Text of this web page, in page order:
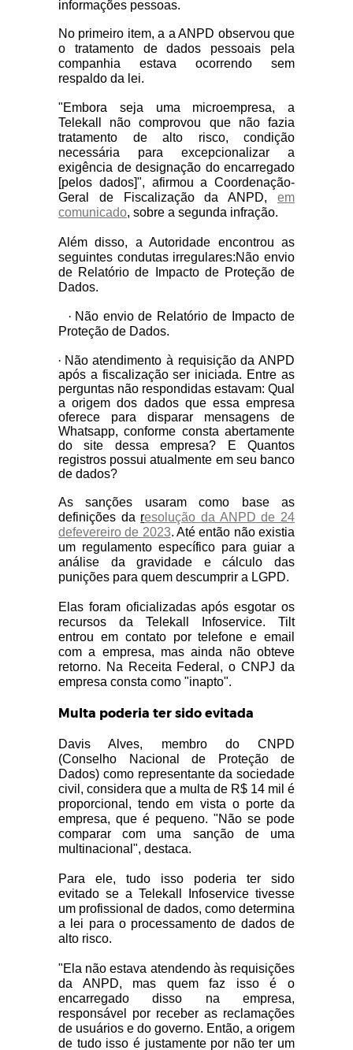
informações pessoas.
No primeiro item, a a ANPD observou que
o tratamento de dados pessoais pela
companhia estava ocorrendo sem
respaldo da lei.
"Embora seja uma microempresa, a
Telekall não comprovou que não fazia
tratamento de alto risco, condição
necessária para excepcionalizar a
exigência de designação do encarregado
[pelos dados]", afirmou a Coordenação-
Geral de Fiscalização da ANPD, em
comunicado, sobre a segunda infração.
Além disso, a Autoridade encontrou as
seguintes condutas irregulares:Não envio
de Relatório de Impacto de Proteção de
Dados.
· Não envio de Relatório de Impacto de
Proteção de Dados.
· Não atendimento à requisição da ANPD
após a fiscalização ser iniciada. Entre as
perguntas não respondidas estavam: Qual
a origem dos dados que essa empresa
oferece para disparar mensagens de
Whatsapp, conforme consta abertamente
do site dessa empresa? E Quantos
registros possui atualmente em seu banco
de dados?
As sanções usaram como base as
definições da resolução da ANPD de 24
defevereiro de 2023. Até então não existia
um regulamento específico para guiar a
análise da gravidade e cálculo das
punições para quem descumprir a LGPD.
Elas foram oficializadas após esgotar os
recursos da Telekall Infoservice. Tilt
entrou em contato por telefone e email
com a empresa, mas ainda não obteve
retorno. Na Receita Federal, o CNPJ da
empresa consta como "inapto".
Multa poderia ter sido evitada
Davis Alves, membro do CNPD
(Conselho Nacional de Proteção de
Dados) como representante da sociedade
civil, considera que a multa de R$ 14 mil é
proporcional, tendo em vista o porte da
empresa, que é pequeno. "Não se pode
comparar com uma sanção de uma
multinacional", destaca.
Para ele, tudo isso poderia ter sido
evitado se a Telekall Infoservice tivesse
um profissional de dados, como determina
a lei para o processamento de dados de
alto risco.
"Ela não estava atendendo às requisições
da ANPD, mas quem faz isso é o
encarregado disso na empresa,
responsável por receber as reclamações
de usuários e do governo. Então, a origem
de tudo isso é justamente por não ter um